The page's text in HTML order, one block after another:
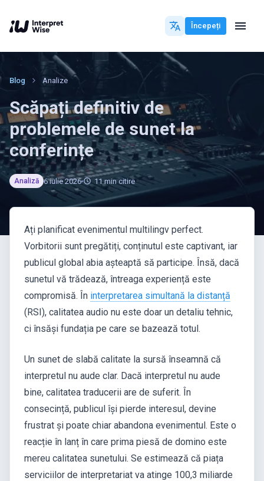
Începeți
Blog Analize
Scăpați definitiv de
problemele de sunet la
conferințe
Analiză 6 iulie 2026 11 min citire
Ați planificat evenimentul multilingv perfect.
Vorbitorii sunt pregătiți, conținutul este captivant, iar
publicul global abia așteaptă să participe. Însă, dacă
sunetul vă trădează, întreaga experiență este
compromisă. În interpretarea simultană la distanță
(RSI), calitatea audio nu este doar un detaliu tehnic,
ci însăși fundația pe care se bazează totul.
Un sunet de slabă calitate la sursă înseamnă că
interpretul nu aude clar. Dacă interpretul nu aude
bine, calitatea traducerii are de suferit. În
consecință, publicul își pierde interesul, devine
frustrat și poate chiar abandona evenimentul. Este o
reacție în lanț în care prima piesă de domino este
mereu calitatea sunetului. Se estimează că piața
serviciilor de interpretariat va atinge 100,3 miliarde